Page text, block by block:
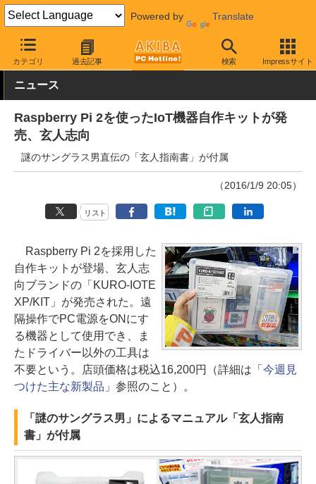
Powered by Translate
カテゴリ 過去記事 検索 Impressサイト
AKIBA PC Hotline! ガジェット 電子工作キット
ニュース
Raspberry Pi 2を使ったIoT機器自作キットが発
売、玄人志向
謎のサングラス男直伝の「玄人指南書」が付属
（2016/1/9 20:05）
リスト
Raspberry Pi 2を採用した
自作キットが登場、玄人志
向ブランドの「KURO-IOTE
XP/KIT」が発売された。遠
隔操作でPC電源をONにす
る機器として使用でき、ま
たドライバー以外の工具は
不要という。店頭価格は税込16,200円（詳細は「 今週見
つけた主な新製品 」参照のこと）。
「謎のサングラス男」によるマニュアル「玄人指南
書」が付属